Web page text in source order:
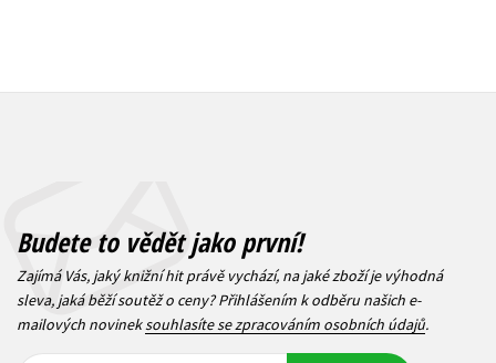
Budete to vědět jako první!
Zajímá Vás, jaký knižní hit právě vychází, na jaké zboží je výhodná
sleva, jaká běží soutěž o ceny? Přihlášením k odběru našich e-
mailových novineksouhlasíte se zpracováním osobních údajů.